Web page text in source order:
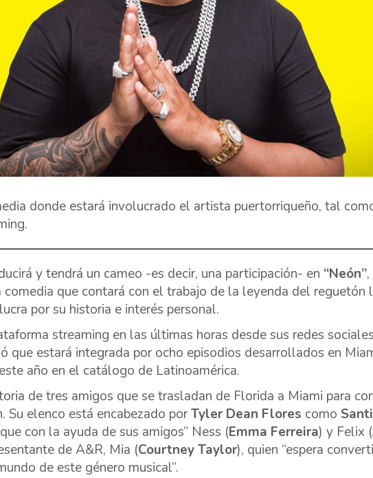
donde estará involucrado el artista puertorriqueño, tal
y tendrá un cameo -es decir, una participación- en “Neón”
que contará con el trabajo de la leyenda del reguetón
por su historia e interés personal.
streaming en las últimas horas desde sus redes
que estará integrada por ocho episodios desarrollados en
año en el catálogo de Latinoamérica.
de tres amigos que se trasladan de Florida a Miami para
Su elenco está encabezado porTyler Dean Flores como Santi
con la ayuda de sus amigos” Ness (Emma Ferreira) y Felix (
de A&R, Mia (Courtney Taylor), quien “espera
de este género musical”.